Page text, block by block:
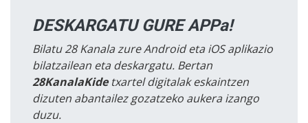
DESKARGATU GURE APPa!
Bilatu 28 Kanala zure Android eta iOS aplikazio
bilatzailean eta deskargatu. Bertan
28KanalaKidetxartel digitalak eskaintzen
dizuten abantailez gozatzeko aukera izango
duzu.